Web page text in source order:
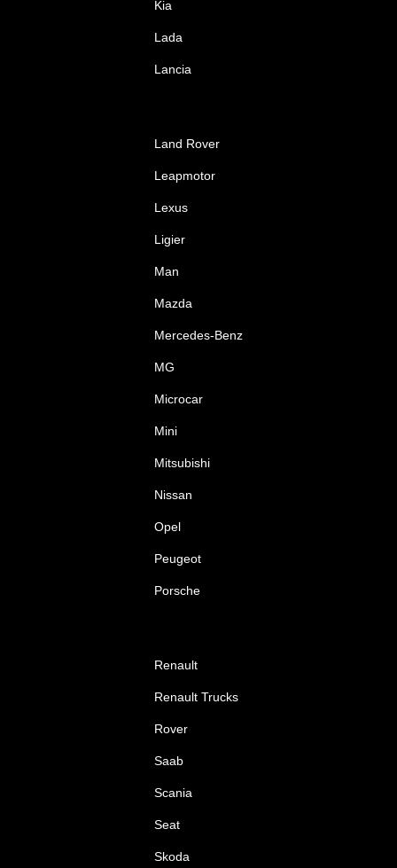
Kia
Lada
Lancia
Land Rover
Leapmotor
Lexus
Ligier
Man
Mazda
Mercedes-Benz
MG
Microcar
Mini
Mitsubishi
Nissan
Opel
Peugeot
Porsche
Renault
Renault Trucks
Rover
Saab
Scania
Seat
Skoda